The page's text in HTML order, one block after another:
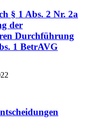
§ 1 Abs. 2 Nr. 2a
der
Durchführung
1 BetrAVG